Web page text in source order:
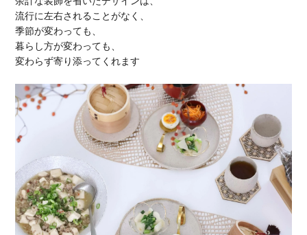
流行に左右されることがなく、
季節が変わっても、
暮らし方が変わっても、
変わらず寄り添ってくれます